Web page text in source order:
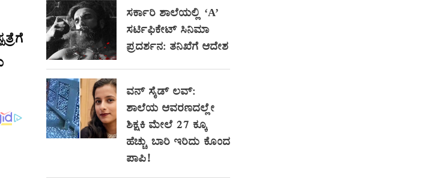
ಸರ್ಕಾರಿ ಶಾಲೆಯಲ್ಲಿ ‘A’
ಸರ್ಟಿಫಿಕೇಟ್ ಸಿನಿಮಾ
ಪ್ರದರ್ಶನ: ತನಿಖೆಗೆ ಆದೇಶ
ವನ್ ಸೈಡ್ ಲವ್:
ಶಾಲೆಯ ಆವರಣದಲ್ಲೇ
ಶಿಕ್ಷಕಿ ಮೇಲೆ 27 ಕ್ಕೂ
ಹೆಚ್ಚು ಬಾರಿ ಇರಿದು ಕೊಂದ
ಪಾಪಿ!